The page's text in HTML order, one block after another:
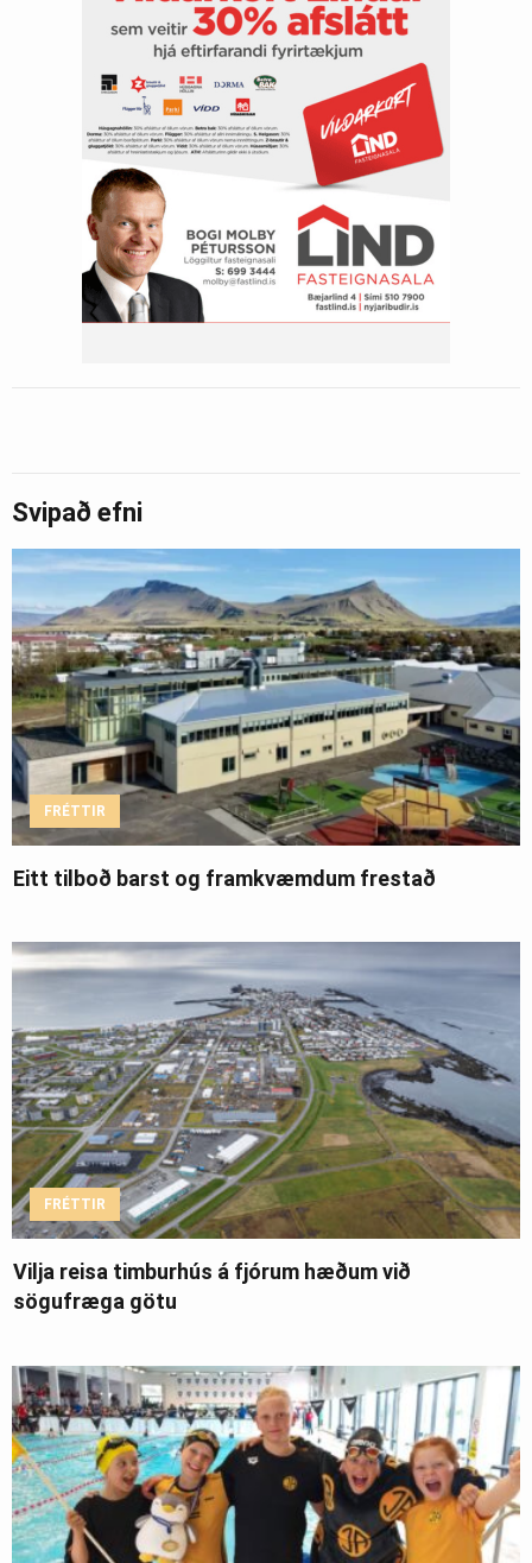
Svipað efni
FRÉTTIR
Eitt tilboð barst og framkvæmdum frestað
FRÉTTIR
Vilja reisa timburhús á fjórum hæðum við
sögufræga götu